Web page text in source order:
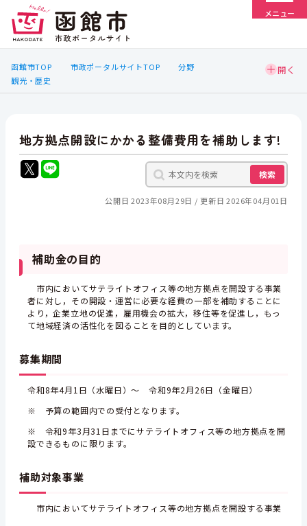
メニュー
函館市TOP 市政ポータルサイトTOP
分野
観光・歴史
地方拠点開設にかかる整備費用を補助します!
検索
公開日 2023年08月29日 更新日 2026年04月01日
補助金の目的
市内においてサテライトオフィス等の地方拠点を開設する事業
者に対し，その開設・運営に必要な経費の一部を補助することに
より，企業立地の促進，雇用機会の拡大，移住等を促進し，もっ
て地域経済の活性化を図ることを目的としています。
募集期間
令和8年4月1日（水曜日）～ 令和9年2月26日（金曜日）
※ 予算の範囲内での受付となります。
※ 令和9年3月31日までにサテライトオフィス等の地方拠点を開
設できるものに限ります。
補助対象事業
市内においてサテライトオフィス等の地方拠点を開設する事業